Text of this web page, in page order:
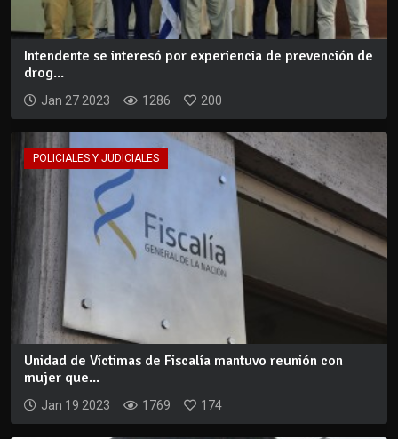
Intendente se interesó por experiencia de prevención de
drog...
Jan 27 2023 1286 200
POLICIALES Y JUDICIALES
Unidad de Víctimas de Fiscalía mantuvo reunión con
mujer que...
Jan 19 2023 1769 174